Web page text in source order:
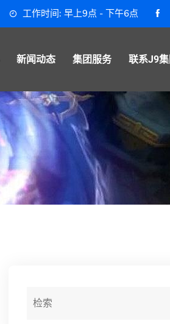
工作时间: 早上9点 - 下午6点
新闻动态 集团服务 联系J9